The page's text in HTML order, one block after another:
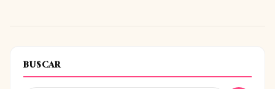
BUSCAR